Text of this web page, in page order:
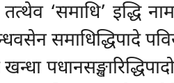
तत्थेव ‘समाधि’ इद्धि
समाधिद्धिपादे